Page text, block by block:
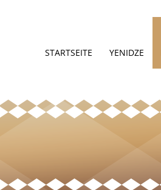
STARTSEITE YENIDZE